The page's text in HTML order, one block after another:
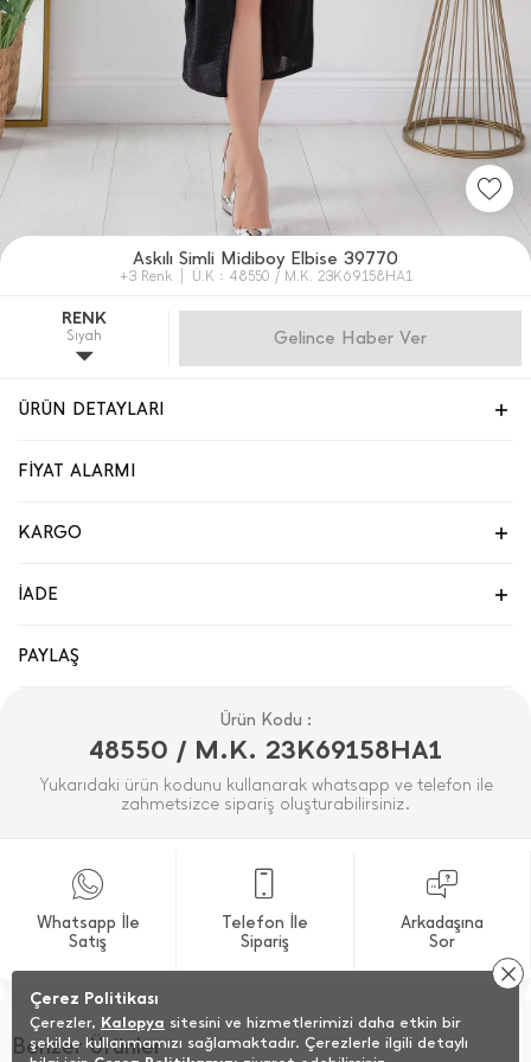
Askılı Simli Midiboy Elbise 39770
+3 Renk Ü.K : 48550 / M.K. 23K69158HA1
RENK
Sıyah Gelince Haber Ver
ÜRÜN DETAYLARI
FİYAT ALARMI
KARGO
İADE
PAYLAŞ
Ürün Kodu :
48550 / M.K. 23K69158HA1
Yukarıdaki ürün kodunu kullanarak whatsapp ve telefon ile
zahmetsizce sipariş oluşturabilirsiniz.
Whatsapp İle
Satış
Telefon İle
Sipariş
Arkadaşına
Sor
Benzer Ürünler
Çerez Politikası
Çerezler, Kalopya sitesini ve hizmetlerimizi daha etkin bir
şekilde kullanmamızı sağlamaktadır. Çerezlerle ilgili detaylı